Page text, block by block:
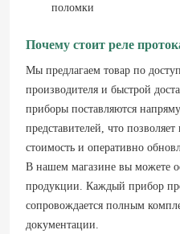
поломки
Почему стоит реле
Мы предлагаем товар по
производителя и быстрой
приборы поставляются
представителей, что
стоимость и оперативно
В нашем магазине вы можете
продукции. Каждый прибор
сопровождается полным
документации.